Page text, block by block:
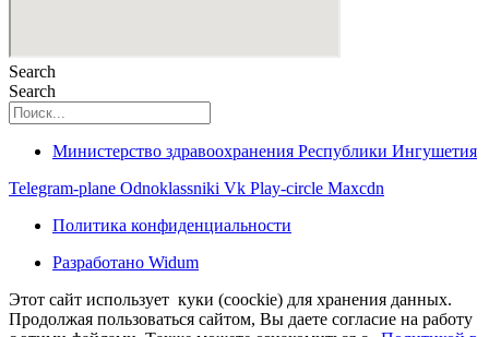
Search
Search
Министерство здравоохранения Республики Ингушетия
Telegram-plane Odnoklassniki Vk Play-circle Maxcdn
Политика конфиденциальности
Разработано Widum
Этот сайт использует куки (coockie) для хранения данных.
Продолжая пользоваться сайтом, Вы даете согласие на работу